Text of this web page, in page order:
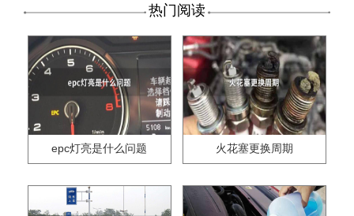
热门阅读
epc灯亮是什么问题 火花塞更换周期